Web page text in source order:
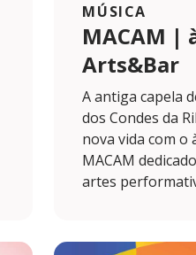
MÚSICA
MACAM |
Arts&Bar
A antiga capela
dos Condes da
nova vida com o
MACAM
artes